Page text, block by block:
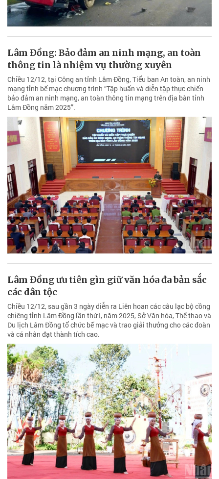
Lâm Đồng: Bảo đảm an ninh mạng, an toàn
thông tin là nhiệm vụ thường xuyên
Chiều 12/12, tại Công an tỉnh Lâm Đồng, Tiểu ban An toàn, an ninh
mạng tỉnh bế mạc chương trình “Tập huấn và diễn tập thực chiến
bảo đảm an ninh mạng, an toàn thông tin mạng trên địa bàn tỉnh
Lâm Đồng năm 2025”.
Lâm Đồng ưu tiên gìn giữ văn hóa đa bản sắc
các dân tộc
Chiều 12/12, sau gần 3 ngày diễn ra Liên hoan các câu lạc bộ cồng
chiêng tỉnh Lâm Đồng lần thứ I, năm 2025, Sở Văn hóa, Thể thao và
Du lịch Lâm Đồng tổ chức bế mạc và trao giải thưởng cho các đoàn
và cá nhân đạt thành tích cao.